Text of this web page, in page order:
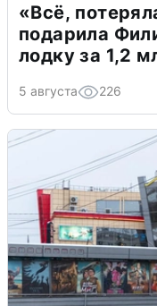
«Всё,
подарила
лодку за 1,2
5 августа 226